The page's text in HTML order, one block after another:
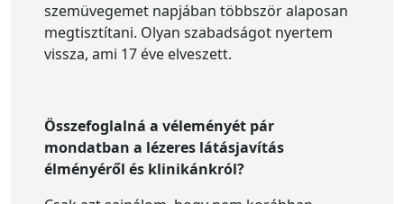
szemüvegemet napjában többször alaposan
megtisztítani. Olyan szabadságot nyertem
vissza, ami 17 éve elveszett.
Összefoglalná a véleményét pár
mondatban a lézeres látásjavítás
élményéről és klinikánkról?